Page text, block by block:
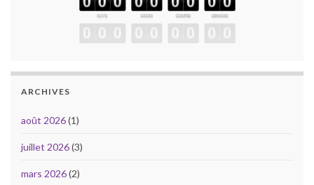
ARCHIVES
août 2026(1)
juillet 2026(3)
mars 2026(2)